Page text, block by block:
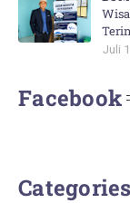
Juli
Facebook
Categories